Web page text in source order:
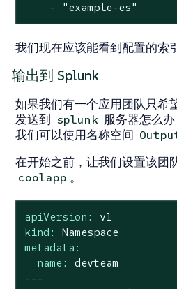
-
"example-es"
我们现在应该能看到配置的索
输出到 Splunk
如果我们有一个应用团队只希
发送到 splunk 服务器怎么
我们可以使用名称空间
在开始之前，让我们设置该团
coolapp 。
apiVersion:
v1
kind:
Namespace
metadata:
name:
devteam
---